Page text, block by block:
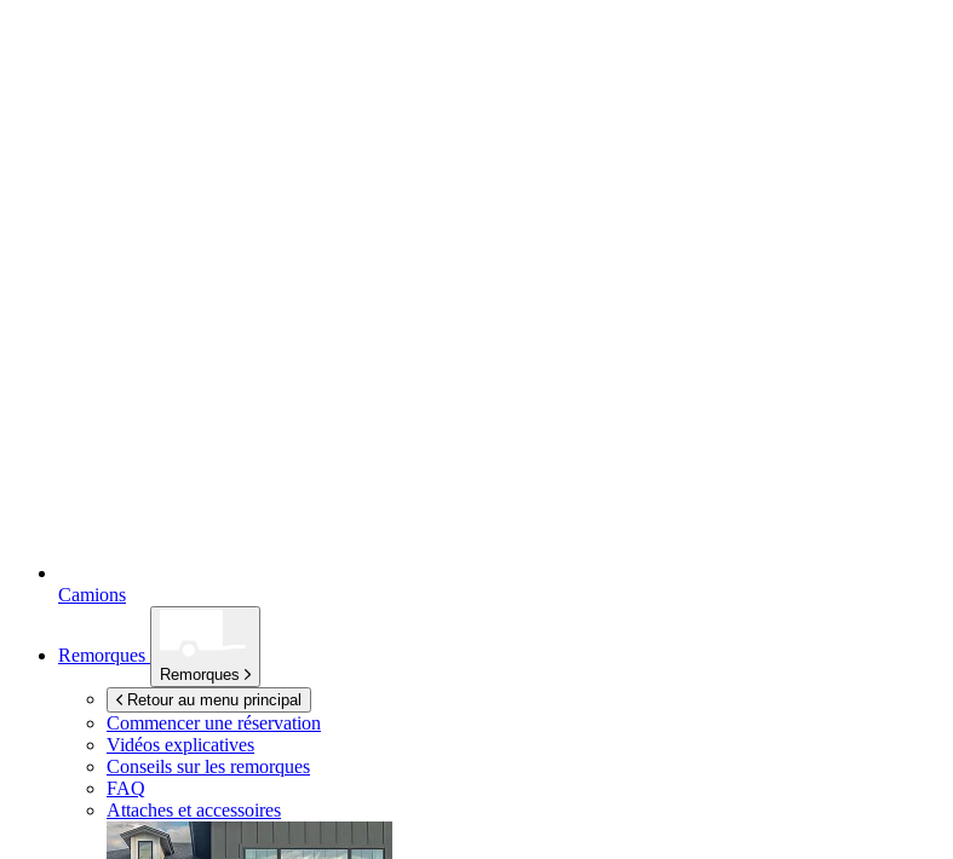
Camions
Remorques
Remorques
Retour au menu principal
Commencer une réservation
Vidéos explicatives
Conseils sur les remorques
FAQ
Attaches et accessoires